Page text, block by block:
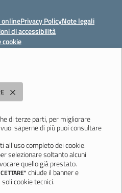
di terze parti, per migliorare
saperne di più puoi consultare
all'uso completo dei cookie.
selezionare soltanto alcuni
quello già prestato.
chiude il banner e
cookie tecnici.
onlinePrivacy PolicyNote legali
di accessibilità
cookie
Commerciale-Artigianale "Cattaneo -
- PEC:
- C.F. 94177200360
Luglio 2026 ore 10:08